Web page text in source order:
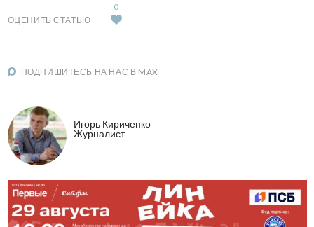
ОЦЕНИТЬ СТАТЬЮ
0
ПОДПИШИТЕСЬ НА НАС В MAX
Игорь Кириченко
Журналист